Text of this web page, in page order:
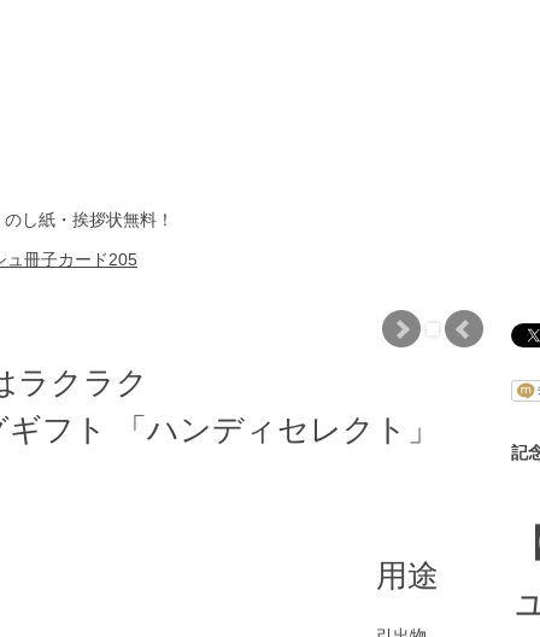
し紙・挨拶状無料！
ュ冊子カード205
ラクラク
フト 「ハンディセレクト」
用途
記